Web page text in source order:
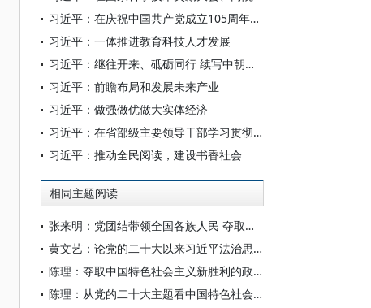
习近平：在庆祝中国共产党成立105周年大会上的讲话
习近平：一体推进教育科技人才发展
习近平：继往开来、砥砺同行 续写中朝传统友谊崭新篇章
习近平：前瞻布局和发展未来产业
习近平：做强做优做大实体经济
习近平：在省部级主要领导干部学习贯彻党的二十届四中全会精神专题研讨班上的讲话
习近平：推动全民阅读，建设书香社会
相同主题阅读
张来明：党团结带领全国各族人民 夺取中国特色社会主义新胜利的政治宣言和行动纲领
黄文艺：论党的二十大以来习近平法治思想的新发展
陈理：夺取中国特色社会主义新胜利的政治宣言和行动纲领
陈理：从党的二十大主题看中国特色社会主义的新发展